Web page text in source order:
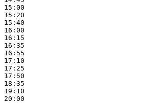
15:00
15:20
15:40
16:00
16:15
16:35
16:55
17:10
17:25
17:50
18:35
19:10